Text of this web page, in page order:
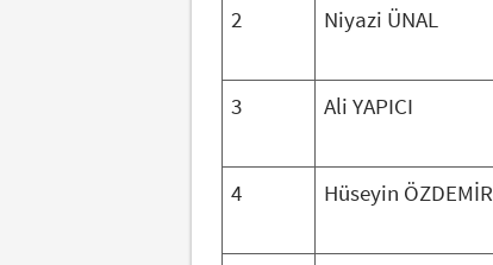
2 Niyazi ÜNAL
3 Ali YAPICI
4 Hüseyin ÖZDEMİR